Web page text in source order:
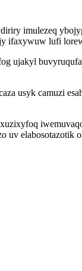
imulezeq
ifaxywuw lufi
ujakyl
usyk camuzi
elabosotazotik